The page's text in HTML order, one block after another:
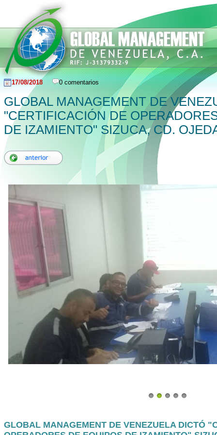
17/08/2018 0 comentarios
GLOBAL MANAGEMENT DE
"CERTIFICACIÓN DE
DE IZAMIENTO" SIZUCA, CD.
GLOBAL MANAGEMENT DE VENEZUELA DICTÓ